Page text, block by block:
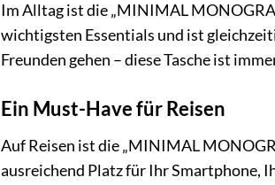
Im Alltag ist die „MINIMAL
wichtigsten Essentials und ist
Freunden gehen – diese Tasche ist
Ein Must-Have für Reisen
Auf Reisen ist die „MINIMAL
ausreichend Platz für Ihr Smartphone,